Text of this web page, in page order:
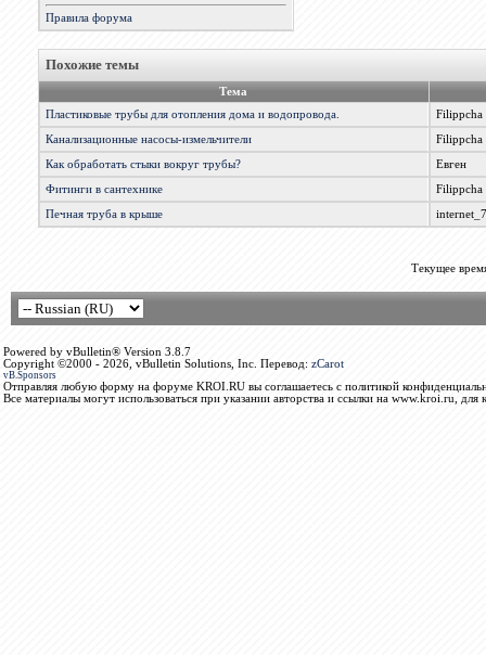
Правила форума
Похожие темы
Тема
Пластиковые трубы для отопления дома и водопровода.
Filippcha
Канализационные насосы-измельчители Filippcha
Как обработать стыки вокруг трубы? Евген
Фитинги в сантехнике Filippcha
Печная труба в крыше
Текущее
Powered by vBulletin® Version 3.8.7
Copyright ©2000 - 2026, vBulletin Solutions, Inc. Перевод: zCarot
vB.Sponsors
Отправляя любую форму на форуме KROI.RU вы соглашаетесь с политикой
Все материалы могут использоваться при указании авторства и ссылки на www.kroi.ru, для